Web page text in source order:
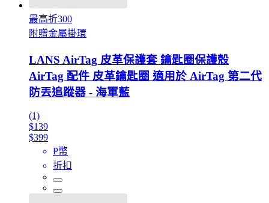
最高折300
附贈金屬掛環
LANS AirTag 皮革保護套 鑰匙圈保護殼
AirTag 配件 皮革鑰匙圈 適用於 AirTag 第二代
防丟追蹤器 - 海軍藍
(1)
$139
$399
P幣
折扣